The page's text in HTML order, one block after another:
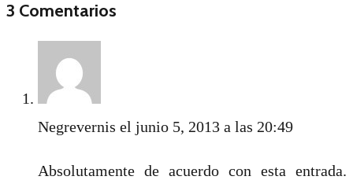
3 Comentarios
Negrevernis el junio 5, 2013 a las 20:49
Absolutamente de acuerdo con esta entrada.